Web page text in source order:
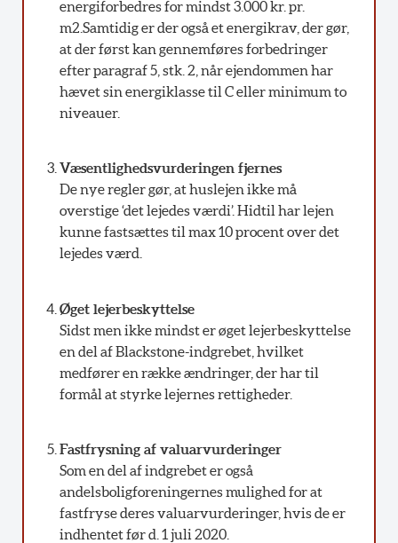
energiforbedres for mindst 3.000 kr. pr.
m2.Samtidig er der også et energikrav, der gør,
at der først kan gennemføres forbedringer
efter paragraf 5, stk. 2, når ejendommen har
hævet sin energiklasse til C eller minimum to
niveauer.
Væsentlighedsvurderingen fjernes
De nye regler gør, at huslejen ikke må
overstige ‘det lejedes værdi’. Hidtil har lejen
kunne fastsættes til max 10 procent over det
lejedes værd.
Øget lejerbeskyttelse
Sidst men ikke mindst er øget lejerbeskyttelse
en del af Blackstone-indgrebet, hvilket
medfører en række ændringer, der har til
formål at styrke lejernes rettigheder.
Fastfrysning af valuarvurderinger
Som en del af indgrebet er også
andelsboligforeningernes mulighed for at
fastfryse deres valuarvurderinger, hvis de er
indhentet før d. 1 juli 2020.